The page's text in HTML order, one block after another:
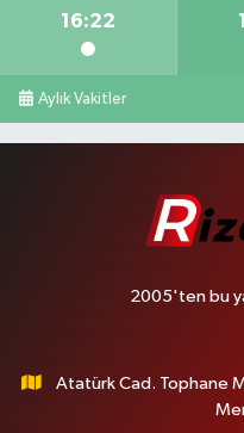
16:22
Aylık Vakitler
2005'ten bu
Atatürk Cad. Tophane